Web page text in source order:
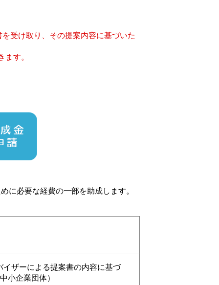
受け取り、その提案内容に基づいた
す。
に必要な経費の一部を助成します。
ザーによる提案書の内容に基づ
小企業団体）